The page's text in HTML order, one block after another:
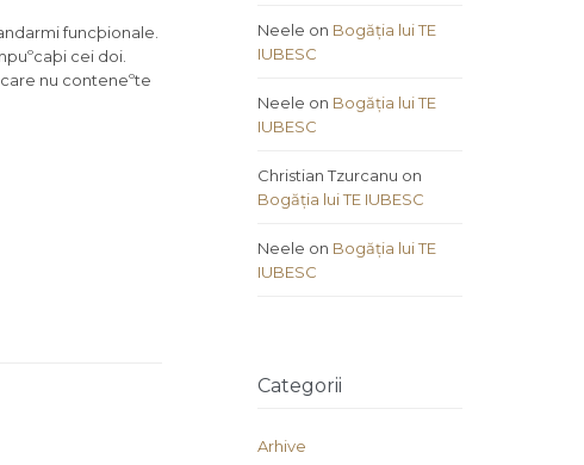
funcþionale.
cei doi.
nu conteneºte
Neele on Bogăția lui TE
IUBESC
Neele on Bogăția lui TE
IUBESC
Christian Tzurcanu on
Bogăția lui TE IUBESC
Neele on Bogăția lui TE
IUBESC
Categorii
Arhive